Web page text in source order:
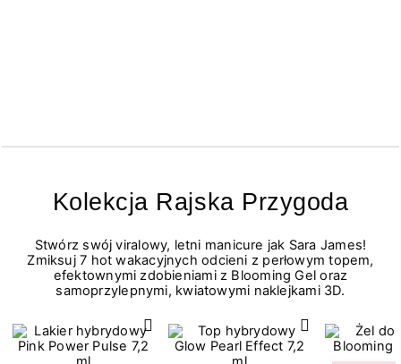
Kolekcja Rajska Przygoda
Stwórz swój viralowy, letni manicure jak Sara James!
Zmiksuj 7 hot wakacyjnych odcieni z perłowym topem,
efektownymi zdobieniami z Blooming Gel oraz
samoprzylepnymi, kwiatowymi naklejkami 3D.